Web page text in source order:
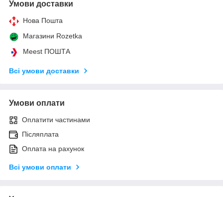
Умови доставки
Нова Пошта
Магазини Rozetka
Meest ПОШТА
Всі умови доставки
Умови оплати
Оплатити частинами
Післяплата
Оплата на рахунок
Всі умови оплати